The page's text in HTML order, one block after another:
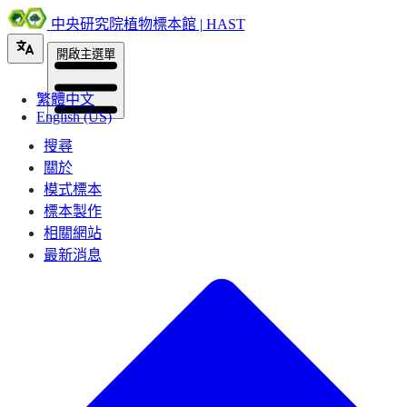
中央研究院植物標本館 | HAST
繁體中文
English (US)
開啟主選單
搜尋
關於
模式標本
標本製作
相關網站
最新消息